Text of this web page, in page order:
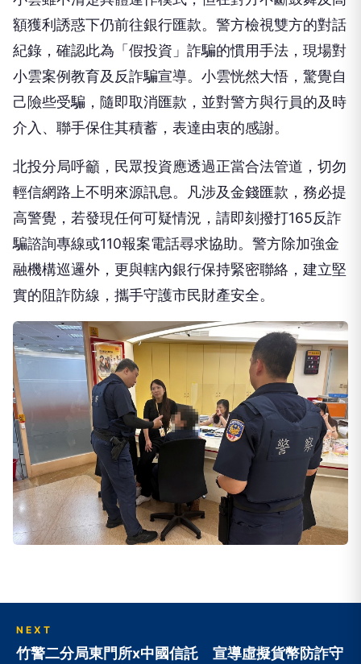
額獲利誘惑下仍前往銀行匯款。警方檢視雙方的對話
紀錄，確認此為「假投資」詐騙的慣用手法，現場對
小雲案例教育及反詐騙宣導。小雲恍然大悟，驚覺自
己險些受騙，隨即取消匯款，並對警方與行員的及時
介入、聯手保住其積蓄，表達由衷的感謝。
北投分局呼籲，民眾投資應透過正當合法管道，切勿
輕信網路上不明來源訊息。凡涉及金錢匯款，務必提
高警覺，若發現任何可疑情況，請即刻撥打165反詐
騙諮詢專線或110報案電話尋求協助。警方除加強金
融機構巡邏外，更與轄內銀行保持緊密聯絡，建立堅
實的阻詐防線，攜手守護市民財產安全。
NEXT
竹警二分局東門所x中國信託 宣導虛擬貨幣防詐守